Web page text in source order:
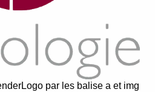
par les balise a et img